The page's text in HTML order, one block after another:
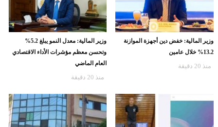
وزير المالية: خفض دين أجهزة الموازنة
13.2% خلال عامين
منذ 20 دقيقة
وزير المالية: معدل النمو يبلغ 5.2%
وتحسن معظم مؤشرات الأداء الاقتصادي
العام الماضي
منذ 20 دقيقة